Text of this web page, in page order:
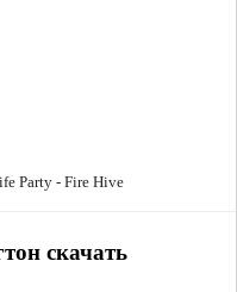
Party - Fire Hive
скачать